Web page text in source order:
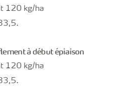
120 kg/ha
à début épiaison
120 kg/ha